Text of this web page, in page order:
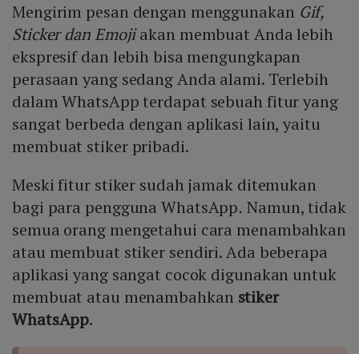
Mengirim pesan dengan menggunakan Gif,
Sticker dan Emojiakan membuat Anda lebih
ekspresif dan lebih bisa mengungkapan
perasaan yang sedang Anda alami. Terlebih
dalam WhatsApp terdapat sebuah fitur yang
sangat berbeda dengan aplikasi lain, yaitu
membuat stiker pribadi.
Meski fitur stiker sudah jamak ditemukan
bagi para pengguna WhatsApp. Namun, tidak
semua orang mengetahui cara menambahkan
atau membuat stiker sendiri. Ada beberapa
aplikasi yang sangat cocok digunakan untuk
membuat atau menambahkan stiker
WhatsApp.